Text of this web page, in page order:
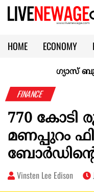
HOME ECONOMY
KERALA
ഗ്യാസ്
FINANCE
770 കോടി
മണപ്പുറം
Vinsten Lee Edison